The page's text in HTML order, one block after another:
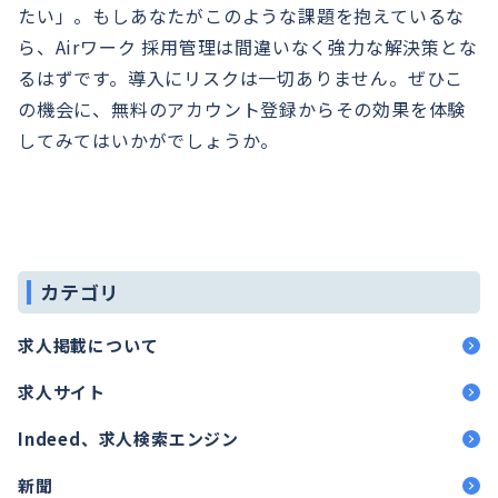
たい」。もしあなたがこのような課題を抱えているな
ら、Airワーク 採用管理は間違いなく強力な解決策とな
るはずです。導入にリスクは一切ありません。ぜひこ
の機会に、無料のアカウント登録からその効果を体験
してみてはいかがでしょうか。
カテゴリ
求人掲載について
求人サイト
Indeed、求人検索エンジン
新聞